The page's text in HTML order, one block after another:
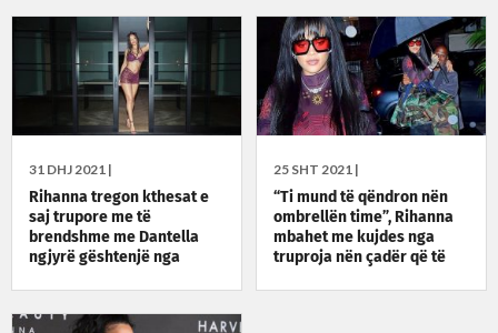
31 DHJ 2021 |
Rihanna tregon kthesat e
saj trupore me të
brendshme me Dantella
ngjyrë gështenjë nga
25 SHT 2021 |
“Ti mund të qëndron nën
ombrellën time”, Rihanna
mbahet me kujdes nga
truproja nën çadër që të